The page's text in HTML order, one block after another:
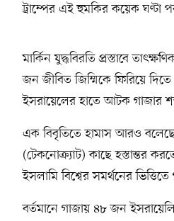
ট্রাম্পের এই হুমকির কয়েক ঘণ্টা
মার্কিন যুদ্ধবিরতি প্রস্তাবে
জন জীবিত জিম্মিকে ফিরিয়ে
ইসরায়েলের হাতে আটক গাজার
এক বিবৃতিতে হামাস আরও বলেছে,
(টেকনোক্র্যাট) কাছে হস্তান্তর
ইসলামি বিশ্বের সমর্থনের
বর্তমানে গাজায় ৪৮ জন